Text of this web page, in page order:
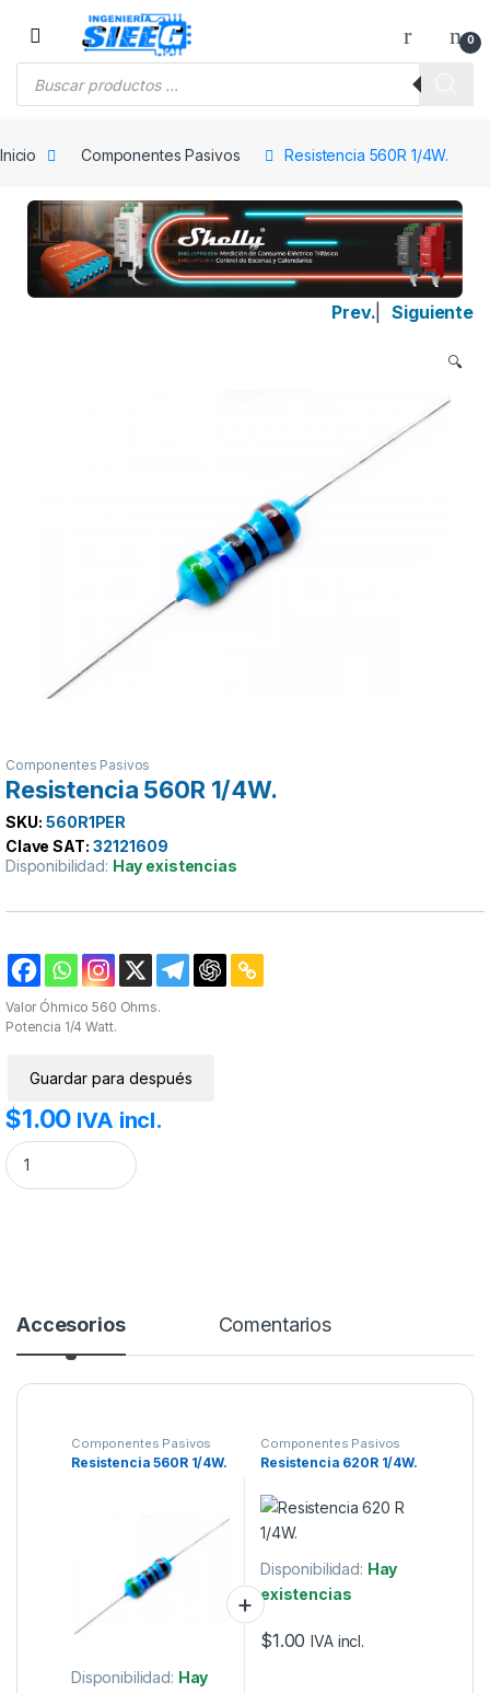
Saltar a la navegación
Saltar al contenido
0
Inicio Componentes Pasivos Resistencia 560R 1/4W.
Prev. Siguiente
🔍
Componentes Pasivos
Resistencia 560R 1/4W.
SKU: 560R1PER
Clave SAT: 32121609
Disponibilidad: Hay existencias
Valor Óhmico 560 Ohms.
Potencia 1/4 Watt.
Guardar para después
$1.00 IVA incl.
Resistencia 560R 1/4W. cantidad
Accesorios Comentarios
Componentes Pasivos
Resistencia 560R 1/4W.
Disponibilidad: Hay
Componentes Pasivos
Resistencia 620R 1/4W.
Disponibilidad: Hay
existencias
$1.00 IVA incl.